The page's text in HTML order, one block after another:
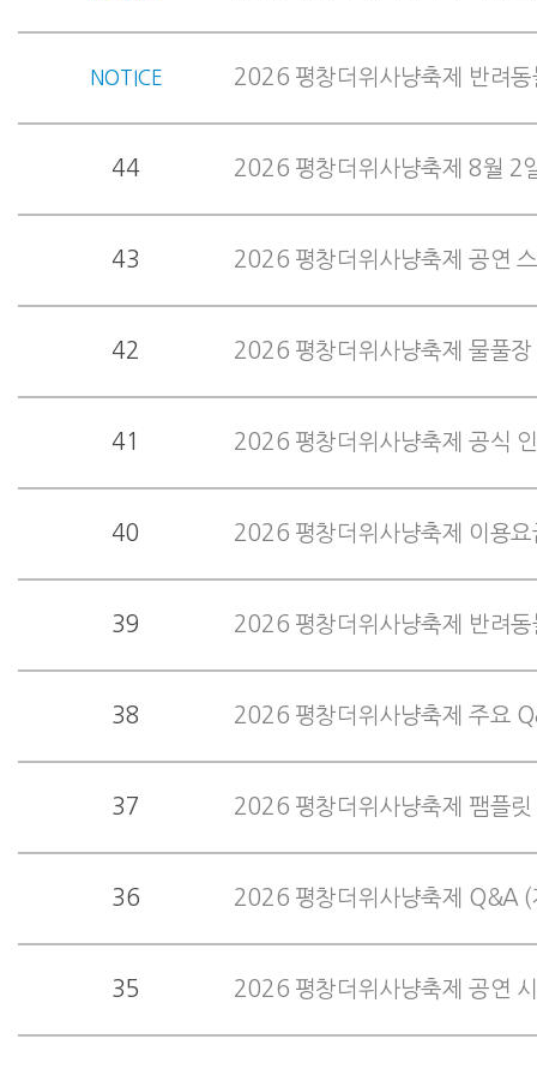
NOTICE 2026 평창더위사냥축제 반려동
44 2026 평창더위사냥축제 8월 2
43 2026 평창더위사냥축제 공연
42 2026 평창더위사냥축제 물풀장
41 2026 평창더위사냥축제 공식
40 2026 평창더위사냥축제 이용
39 2026 평창더위사냥축제 반려동
38 2026 평창더위사냥축제 주요
37 2026 평창더위사냥축제 팸플릿
36 2026 평창더위사냥축제 Q&A
35 2026 평창더위사냥축제 공연